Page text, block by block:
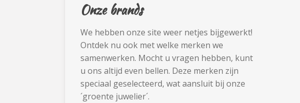
Onze brands
We hebben onze site weer netjes bijgewerkt!
Ontdek nu ook met welke merken we
samenwerken. Mocht u vragen hebben, kunt
u ons altijd even bellen. Deze merken zijn
speciaal geselecteerd, wat aansluit bij onze
´groente juwelier´.